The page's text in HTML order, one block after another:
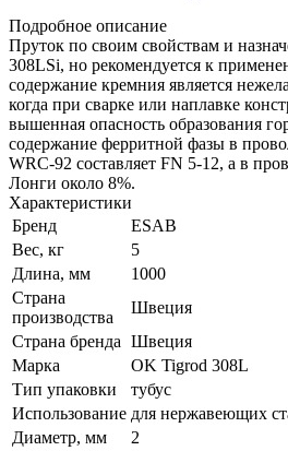
Подробное описание
Пруток по своим свойствам и
308LSi, но рекомендуется к
содержание кремния является
когда при сварке или наплавке
вышенная опасность образования
содержание ферритной фазы в
WRC-92 составляет FN 5-12, а в
Лонги около 8%.
Характеристики
Бренд
ESAB
Вес, кг
5
Длина, мм
1000
Страна
производства
Швеция
Страна бренда Швеция
Марка
OK Tigrod 308L
Тип упаковки
тубус
Использование для нержавеющих
Диаметр, мм
2